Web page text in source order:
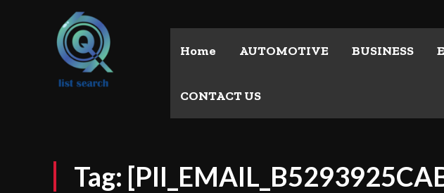
Home AUTOMOTIVE BUSINESS
CONTACT US
Tag: